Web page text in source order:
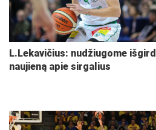
L.Lekavičius: nudžiugome
naujieną apie sirgalius